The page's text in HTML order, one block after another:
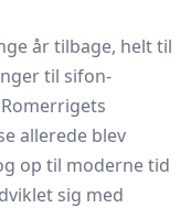
år tilbage, helt til
til sifon-
allerede blev
op til moderne tid
sig med